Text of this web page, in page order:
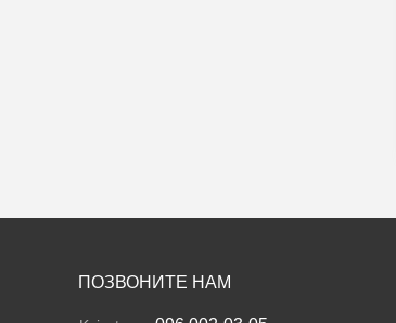
ПОЗВОНИТЕ НАМ